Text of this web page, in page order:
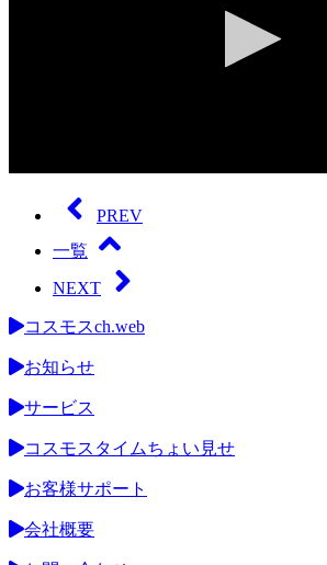
seconds
seconds
PREV
一覧
NEXT
コスモスch.web
お知らせ
サービス
コスモスタイムちょい見せ
お客様サポート
会社概要